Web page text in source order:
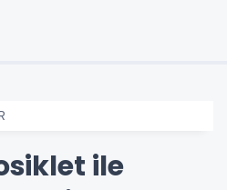
ile